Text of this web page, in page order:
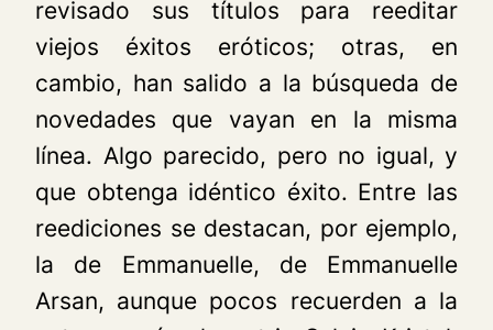
revisado sus títulos para reeditar
viejos éxitos eróticos; otras, en
cambio, han salido a la búsqueda de
novedades que vayan en la misma
línea. Algo parecido, pero no igual, y
que obtenga idéntico éxito. Entre las
reediciones se destacan, por ejemplo,
la de Emmanuelle, de Emmanuelle
Arsan, aunque pocos recuerden a la